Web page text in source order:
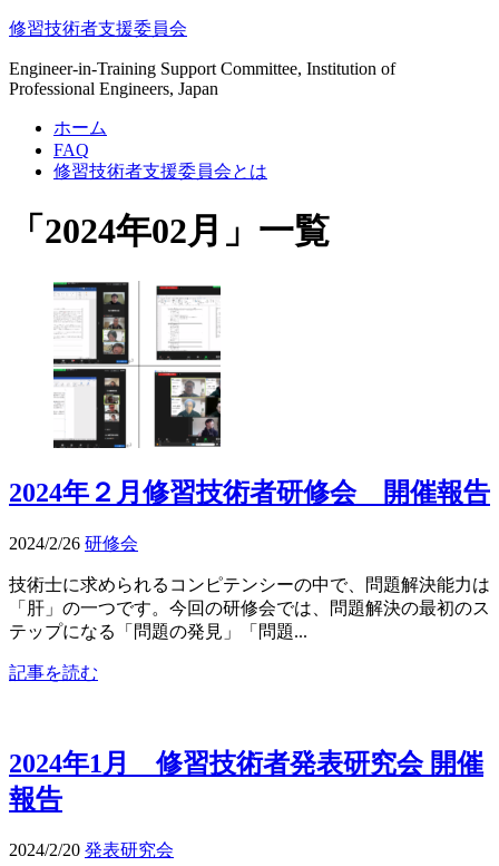
修習技術者支援委員会
Engineer-in-Training Support Committee, Institution of
Professional Engineers, Japan
ホーム
FAQ
修習技術者支援委員会とは
「 2024年02月 」 一覧
2024年２月修習技術者研修会 開催報告
2024/2/26 研修会
技術士に求められるコンピテンシーの中で、問題解決能力は
「肝」の一つです。今回の研修会では、問題解決の最初のス
テップになる「問題の発見」「問題...
記事を読む
2024年1月 修習技術者発表研究会 開催
報告
2024/2/20 発表研究会